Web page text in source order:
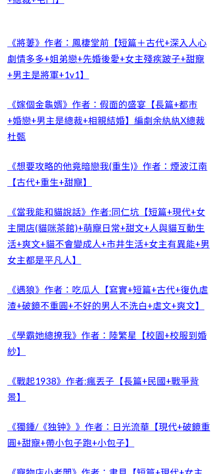
《將萋》作者：鳳棲堂前【短篇＋古代+深入人心
劇情多多+姐弟戀+先婚後愛+女主殘疾跛子+甜寵
+男主是將軍+1v1】
《嫁個金龜婿》作者：假面的盛宴【長篇+都市
+婚戀+男主是總裁+相親結婚】編劇余紈紈X總裁
杜甄
《想要攻略的他竟暗戀我(重生)》作者：煙波江南
【古代+重生+甜寵】
《當我能和貓說話》作者:同仁坑【短篇+現代+女
主開店(貓咪茶館)+萌寵日常+甜文+人與貓互動生
活+爽文+貓不會變成人+市井生活+女主有異能+男
女主都是平凡人】
《遇狼》作者：吃瓜人【寫實+短篇+古代+復仇虐
渣+破鏡不重圓+不好的男人不洗白+虐文+爽文】
《學霸她總撩我》作者：陸繁星【校園+校服到婚
紗】
《戰起1938》作者:瘋丟子【長篇+民國+戰爭背
景】
《獨鍾/《独钟》》作者：日光流華【現代+破鏡重
圓+甜寵+帶小包子跑+小包子】